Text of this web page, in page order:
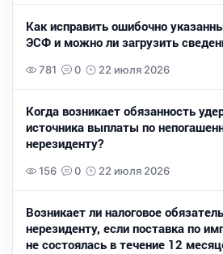
Как исправить ошибочно
ЭСФ и можно ли загрузить
781 0 22 июля 2026
Когда возникает обязанность
источника выплаты по
нерезиденту?
156 0 22 июля 2026
Возникает ли налоговое
нерезиденту, если поставка по
не состоялась в течение 12